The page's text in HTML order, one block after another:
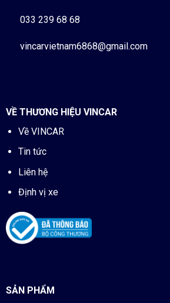
033 239 68 68
vincarvietnam6868@gmail.com
VỀ THƯƠNG HIỆU VINCAR
Về VINCAR
Tin tức
Liên hệ
Định vị xe
SẢN PHẨM